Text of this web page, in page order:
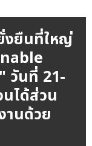
งยืนที่ใหญ่
วันที่ 21-
ได้ส่วน
านด้วย